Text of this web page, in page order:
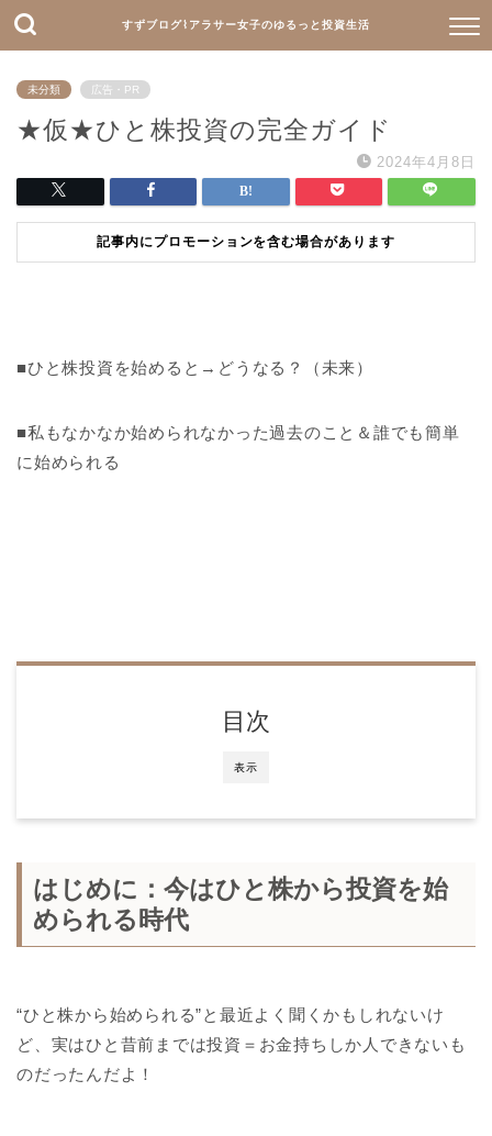
すずブログ⌇アラサー女子のゆるっと投資生活
未分類 広告・PR
★仮★ひと株投資の完全ガイド
2024年4月8日
記事内にプロモーションを含む場合があります
■ひと株投資を始めると→どうなる？（未来）
■私もなかなか始められなかった過去のこと＆誰でも簡単
に始められる
表示
目次
はじめに：今はひと株から投資を始
められる時代
“ひと株から始められる”と最近よく聞くかもしれないけ
ど、実はひと昔前までは投資＝お金持ちしか人できないも
のだったんだよ！